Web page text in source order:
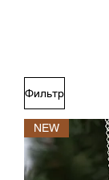
Фильтр
NEW